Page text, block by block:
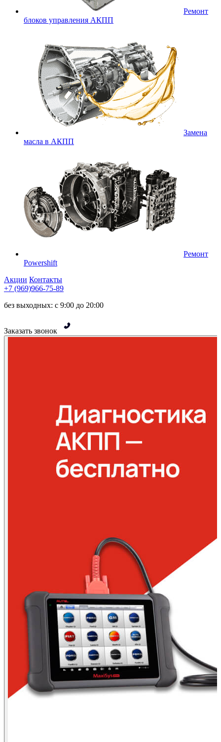
Ремонт
блоков управления АКПП
Замена
масла в АКПП
Ремонт
Powershift
Акции Контакты
+7 (969)966-75-89
без выходных: с 9:00 до 20:00
Заказать звонок